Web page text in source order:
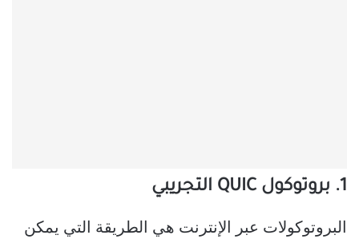
1. بروتوكول QUIC التجريبي
البروتوكولات عبر الإنترنت هي الطريقة التي يمكن